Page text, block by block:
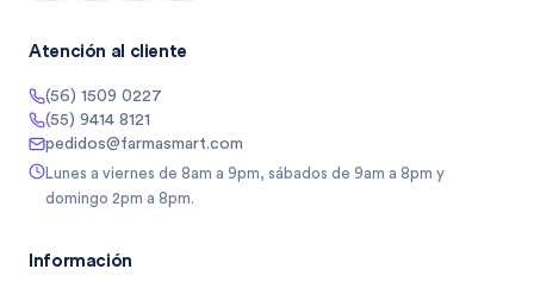
Atención al cliente
(56) 1509 0227
(55) 9414 8121
pedidos@farmasmart.com
Lunes a viernes de 8am a 9pm, sábados de 9am a 8pm y
domingo 2pm a 8pm.
Información